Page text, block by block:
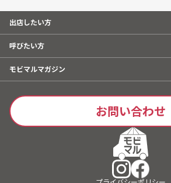
出店したい方
呼びたい方
モビマルマガジン
お問い合わせ